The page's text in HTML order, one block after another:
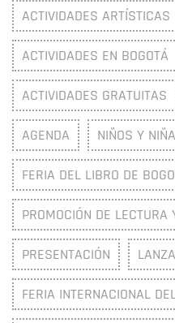
ACTIVIDADES ARTÍSTICAS
ACTIVIDADES EN BOGOTÁ
ACTIVIDADES GRATUITAS
AGENDA NIÑOS Y
FERIA DEL LIBRO DE
PROMOCIÓN DE LECTURA
PRESENTACIÓN
FERIA INTERNACIONAL